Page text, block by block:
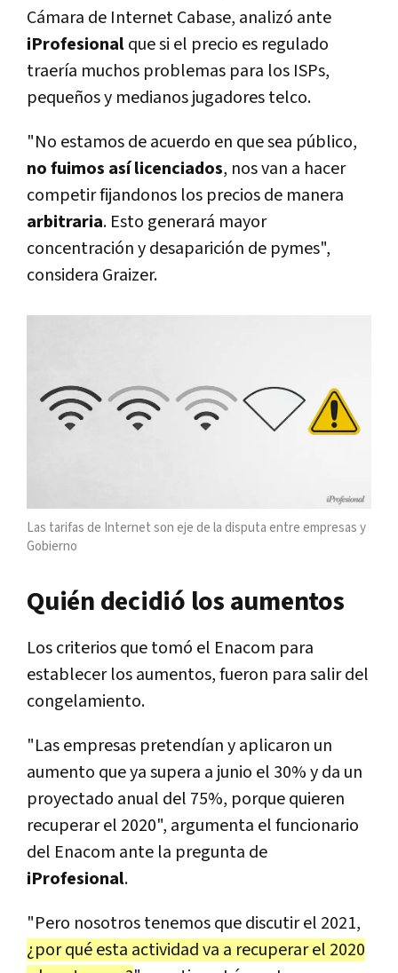
Cámara de Internet Cabase, analizó ante
iProfesionalque si el precio es regulado
traería muchos problemas para los ISPs,
pequeños y medianos jugadores telco.
"No estamos de acuerdo en que sea público,
no fuimos así licenciados, nos van a hacer
competir fijandonos los precios de manera
arbitraria. Esto generará mayor
concentración y desaparición de pymes",
considera Graizer.
Las tarifas de Internet son eje de la disputa entre empresas y
Gobierno
Quién decidió los aumentos
Los criterios que tomó el Enacom para
establecer los aumentos, fueron para salir del
congelamiento.
"Las empresas pretendían y aplicaron un
aumento que ya supera a junio el 30% y da un
proyectado anual del 75%, porque quieren
recuperar el 2020", argumenta el funcionario
del Enacom ante la pregunta de
iProfesional.
"Pero nosotros tenemos que discutir el 2021,
¿por qué esta actividad va a recuperar el 2020